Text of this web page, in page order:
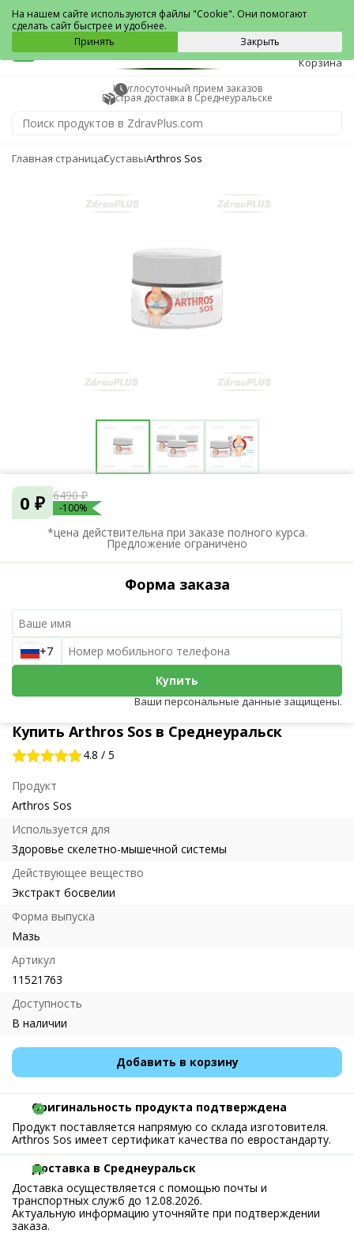
Среднеуральск
0
Корзина
Круглосуточный прием заказов
Быстрая доставка в Среднеуральске
Главная страницаСуставыArthros Sos
Купить Arthros Sos в Среднеуральск
4.8 / 5
Продукт
Arthros Sos
Используется для
Здоровье скелетно-мышечной системы
Действующее вещество
Экстракт босвелии
Форма выпуска
Мазь
Артикул
11521763
Доступность
В наличии
Добавить в корзину
0 ₽ 6490 ₽
-100%
*цена действительна при заказе полного курса.
Предложение ограничено
Форма заказа
+7
Купить
Ваши персональные данные защищены.
Оригинальность продукта подтверждена
Продукт поставляется напрямую со склада изготовителя.
Arthros Sos имеет сертификат качества по евростандарту.
Доставка в Среднеуральск
Доставка осуществляется с помощью почты и
транспортных служб до 12.08.2026.
Актуальную информацию уточняйте при подтверждении
заказа.
На нашем сайте используются файлы "Cookie". Они помогают
сделать сайт быстрее и удобнее.
Принять
Закрыть